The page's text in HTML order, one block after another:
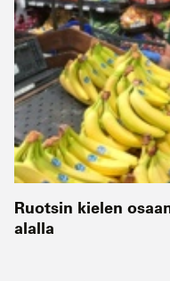
Ruotsin kielen
alalla